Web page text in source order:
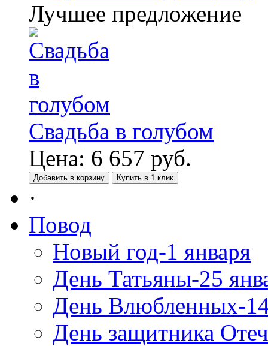
Лучшее предложение
Свадьба в голубом
Цена: 6 657 руб.
Добавить в корзину Купить в 1 клик
·
Повод
Новый год-1 января
День Татьяны-25
День Влюбленных-
День защитника